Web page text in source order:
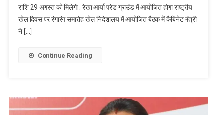
राशि 29 अगस्त को मिलेगी : रेखा आर्या परेड ग्राउंड में आयोजित होगा राष्ट्रीय
खेल दिवस पर रंगारंग समारोह खेल निदेशालय में आयोजित बैठक में कैबिनेट मंत्री
ने […]
Continue Reading